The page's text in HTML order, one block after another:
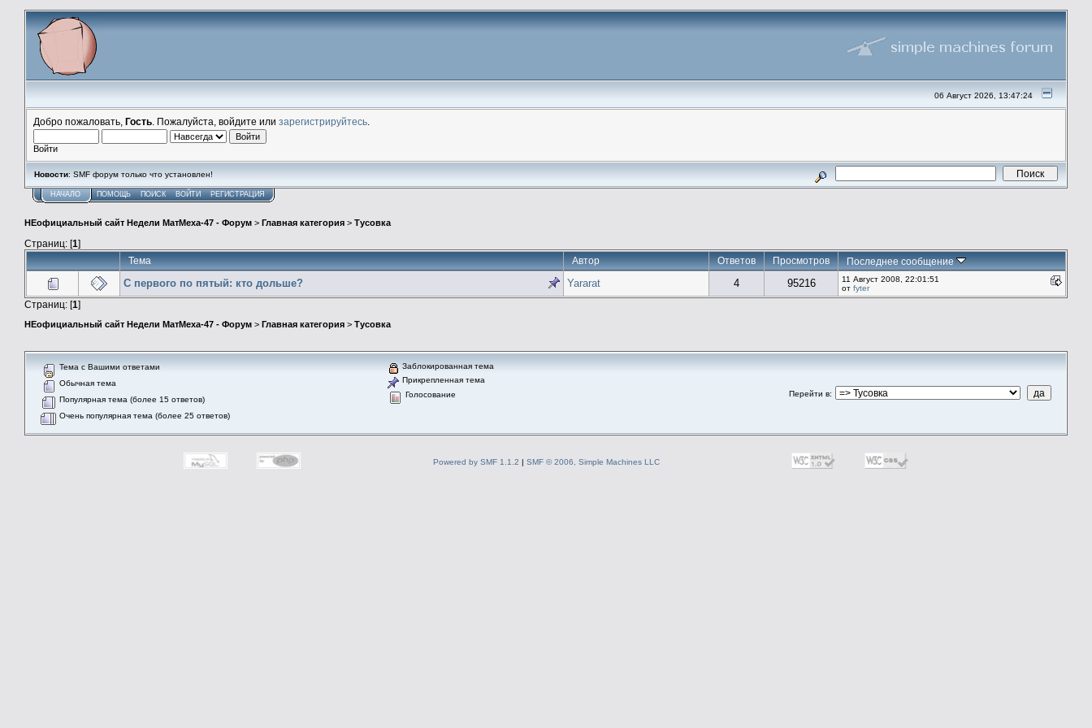
06 Август 2026, 13:47:24
Добро пожаловать, Гость . Пожалуйста, войдите или зарегистрируйтесь
Войти
Новости: SMF форум только что установлен!
НАЧАЛО ПОМОЩЬ ПОИСК ВОЙТИ РЕГИСТРАЦИЯ
НЕофициальный сайт Недели МатМеха-47 - Форум > Главная категория > Тусовка
Страниц: [1]
Тема
Автор Ответов Просмотров Последнее сообщение
С первого по пятый: кто дольше? Yararat 4 95216
11 Август 2008, 22:01:51
от fyter
Страниц: [1]
НЕофициальный сайт Недели МатМеха-47 - Форум > Главная категория > Тусовка
Тема с Вашими ответами
Обычная тема
Популярная тема (более 15 ответов)
Очень популярная тема (более 25 ответов)
Заблокированная тема
Прикрепленная тема
Голосование
Перейти в:
Powered by SMF 1.1.2 | SMF © 2006, Simple Machines LLC